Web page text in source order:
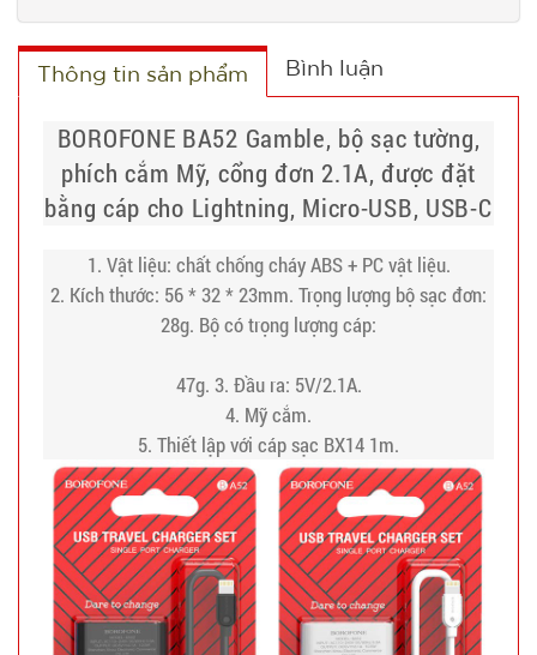
Thông tin sản phẩm Bình luận
BOROFONE BA52 Gamble, bộ sạc tường,
phích cắm Mỹ, cổng đơn 2.1A, được đặt
bằng cáp cho Lightning, Micro-USB, USB-C
1. Vật liệu: chất chống cháy ABS + PC vật liệu.
2. Kích thước: 56 * 32 * 23mm. Trọng lượng bộ sạc đơn:
28g. Bộ có trọng lượng cáp:
47g. 3. Đầu ra: 5V/2.1A.
4. Mỹ cắm.
5. Thiết lập với cáp sạc BX14 1m.